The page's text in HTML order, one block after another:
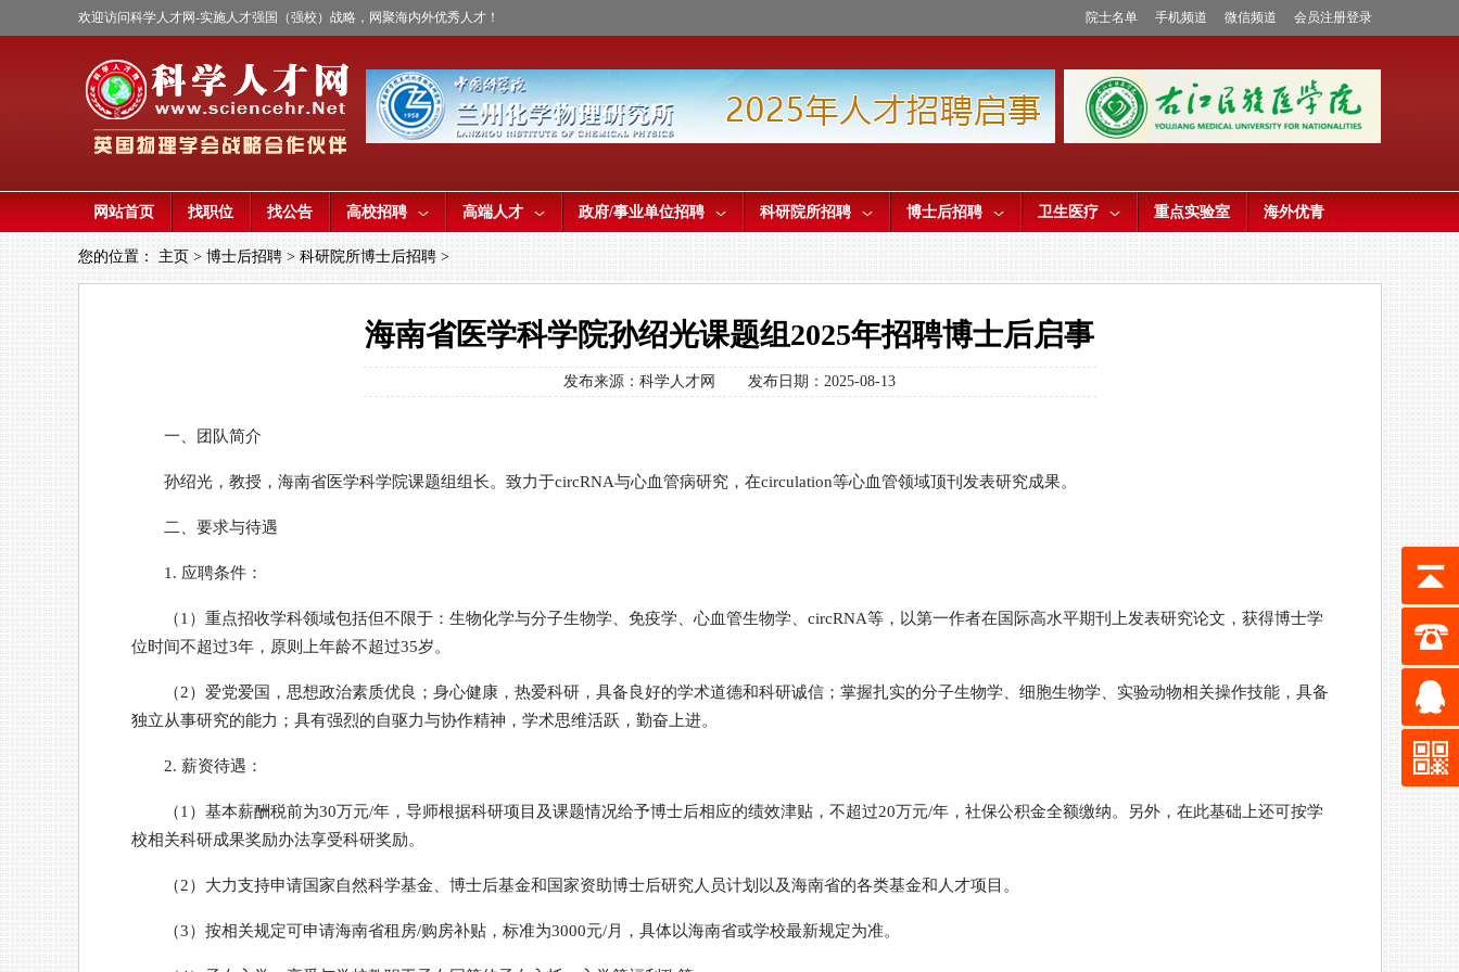
院士名单 手机频道 微信频道 会员注册登录
欢迎访问科学人才网-实施人才强国（强校）战略，网聚海内外优秀人才！
网站首页 找职位 找公告 高校招聘 高端人才 政府/事业单位招聘 科研院所招聘 博士后招聘 卫生医疗 重点实验室 海外优青
您的位置： 主页 > 博士后招聘 > 科研院所博士后招聘 >
海南省医学科学院孙绍光课题组2025年招聘博士后启事
发布来源：科学人才网 发布日期：2025-08-13
一、团队简介
孙绍光，教授，海南省医学科学院课题组组长。致力于circRNA与心血管病研究，在circulation等心血管领域顶刊发表研究成果。
二、要求与待遇
1. 应聘条件：
（1）重点招收学科领域包括但不限于：生物化学与分子生物学、免疫学、心血管生物学、circRNA等，以第一作者在国际高水平期刊上发表研究论文，获得博士学
位时间不超过3年，原则上年龄不超过35岁。
（2）爱党爱国，思想政治素质优良；身心健康，热爱科研，具备良好的学术道德和科研诚信；掌握扎实的分子生物学、细胞生物学、实验动物相关操作技能，具备
独立从事研究的能力；具有强烈的自驱力与协作精神，学术思维活跃，勤奋上进。
2. 薪资待遇：
（1）基本薪酬税前为30万元/年，导师根据科研项目及课题情况给予博士后相应的绩效津贴，不超过20万元/年，社保公积金全额缴纳。另外，在此基础上还可按学
校相关科研成果奖励办法享受科研奖励。
（2）大力支持申请国家自然科学基金、博士后基金和国家资助博士后研究人员计划以及海南省的各类基金和人才项目。
（3）按相关规定可申请海南省租房/购房补贴，标准为3000元/月，具体以海南省或学校最新规定为准。